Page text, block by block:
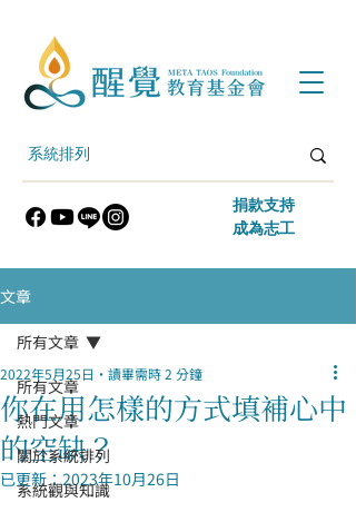
​捐款支持
​成為志工
文章
所有文章
熱門文章
關於系統排列
系統觀與知識
所有文章
你在用怎樣的方式填補心中
的空缺？
2022年5月25日 讀畢需時 2 分鐘
已更新：2023年10月26日